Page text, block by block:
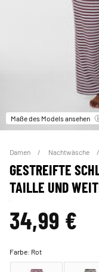
Maße des Models ansehen
Damen Nachtwäsche
GESTREIFTE
TAILLE UND
34,99 €
Farbe: Rot